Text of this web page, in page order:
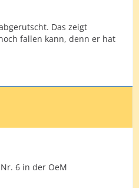
Das zeigt
fallen kann, denn er hat
6 in der OeM